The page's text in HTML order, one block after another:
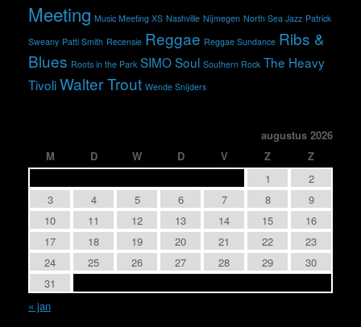
Meeting Music Meeting XS Nashville Nijmegen North Sea Jazz Patrick
Sweany Patti Smith Recensie Reggae Reggae Sundance Ribs &
Blues Roots in the Park SIMOSoul Southern Rock The Heavy
TivoliWalter Trout Wende Snijders
augustus 2026
M
D W D V Z
Z
1
2
3
4 5 6 7 8
9
10
11 12 13 14 15
16
17
18 19 20 21 22
23
24
25 26 27 28 29
30
31
« jan